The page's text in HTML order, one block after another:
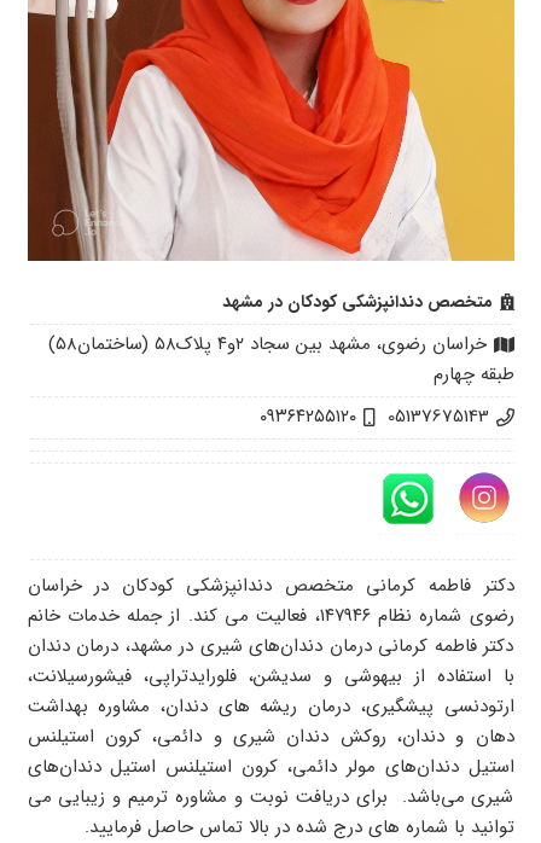
متخصص دندانپزشکی کودکان در مشهد
خراسان رضوی، مشهد بین سجاد ۲و۴ پلاک۵۸ (ساختمان۵۸)
طبقه چهارم
05137675143
۰۹۳۶۴۲۵۵۱۲۰
دکتر فاطمه کرمانی متخصص دندانپزشکی کودکان در خراسان
رضوی شماره نظام ۱۴۷۹۴۶، فعالیت می کند. از جمله خدمات خانم
دکتر فاطمه کرمانی درمان دندان‌های شیری در مشهد، درمان دندان
با استفاده از بیهوشی و سدیشن، فلورایدتراپی، فیشورسیلانت،
ارتودنسی پیشگیری، درمان ریشه های دندان، مشاوره بهداشت
دهان و دندان، روکش دندان شیری و دائمی، کرون استیلنس
استیل دندان‌های مولر دائمی، کرون استیلنس استیل دندان‌های
شیری می‌باشد. برای دریافت نوبت و مشاوره ترمیم و زیبایی می
توانید با شماره های درج شده در بالا تماس حاصل فرمایید.